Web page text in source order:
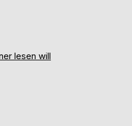
lesen will